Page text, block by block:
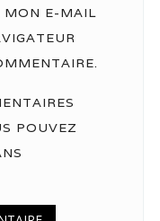
MON E-MAIL
POUVEZ